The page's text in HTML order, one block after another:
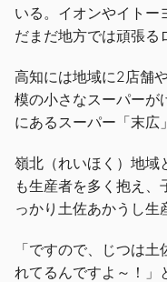
いる。イオンやイトー
だまだ地方では頑張る
高知には地域に2店舗
模の小さなスーパーが
にあるスーパー「末広
嶺北（れいほく）地域
も生産者を多く抱え
っかり土佐あかうし生
「ですので、じつは
れてるんですよ～！」